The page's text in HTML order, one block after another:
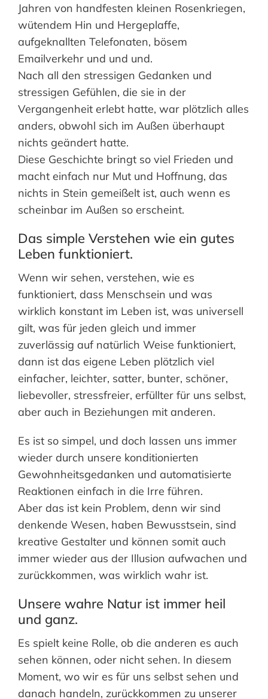
Jahren von handfesten kleinen Rosenkriegen,
wütendem Hin und Hergeplaffe,
aufgeknallten Telefonaten, bösem
Emailverkehr und und und.
Nach all den stressigen Gedanken und
stressigen Gefühlen, die sie in der
Vergangenheit erlebt hatte, war plötzlich alles
anders, obwohl sich im Außen überhaupt
nichts geändert hatte.
Diese Geschichte bringt so viel Frieden und
macht einfach nur Mut und Hoffnung, das
nichts in Stein gemeißelt ist, auch wenn es
scheinbar im Außen so erscheint.
Das simple Verstehen wie ein gutes
Leben funktioniert.
Wenn wir sehen, verstehen, wie es
funktioniert, dass Menschsein und was
wirklich konstant im Leben ist, was universell
gilt, was für jeden gleich und immer
zuverlässig auf natürlich Weise funktioniert,
dann ist das eigene Leben plötzlich viel
einfacher, leichter, satter, bunter, schöner,
liebevoller, stressfreier, erfüllter für uns selbst,
aber auch in Beziehungen mit anderen.
Es ist so simpel, und doch lassen uns immer
wieder durch unsere konditionierten
Gewohnheitsgedanken und automatisierte
Reaktionen einfach in die Irre führen.
Aber das ist kein Problem, denn wir sind
denkende Wesen, haben Bewusstsein, sind
kreative Gestalter und können somit auch
immer wieder aus der Illusion aufwachen und
zurückkommen, was wirklich wahr ist.
Unsere wahre Natur ist immer heil
und ganz.
Es spielt keine Rolle, ob die anderen es auch
sehen können, oder nicht sehen. In diesem
Moment, wo wir es für uns selbst sehen und
danach handeln, zurückkommen zu unserer